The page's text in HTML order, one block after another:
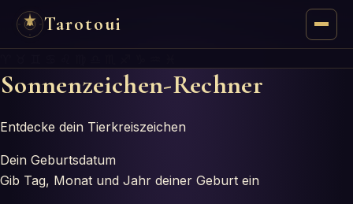
Tarotoui
Tarot-Antworten
Sonnenzeichen-Rechner
Entdecke dein Tierkreiszeichen
Dein Geburtsdatum
Gib Tag, Monat und Jahr deiner Geburt ein